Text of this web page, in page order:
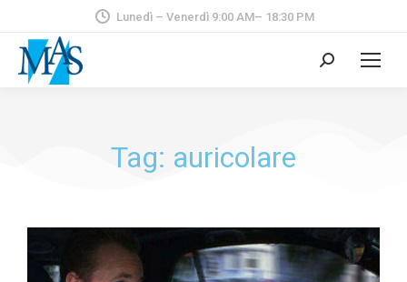
Lunedì – Venerdì 9:00 AM– 18:30 PM
Tag: auricolare